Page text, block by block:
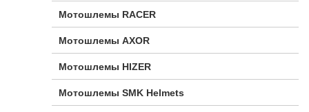
Мотошлемы RACER
Мотошлемы AXOR
Мотошлемы HIZER
Мотошлемы SMK Helmets